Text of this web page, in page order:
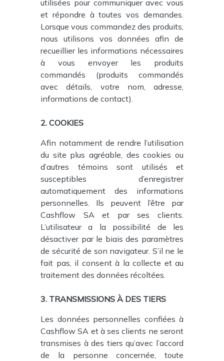
utilisées pour communiquer avec vous
et répondre à toutes vos demandes.
Lorsque vous commandez des produits,
nous utilisons vos données afin de
recueillier les informations nécessaires
à vous envoyer les produits
commandés (produits commandés
avec détails, votre nom, adresse,
informations de contact).
2. COOKIES
Afin notamment de rendre l’utilisation
du site plus agréable, des cookies ou
d’autres témoins sont utilisés et
susceptibles d’enregistrer
automatiquement des informations
personnelles. Ils peuvent l’être par
Cashflow SA et par ses clients.
L’utilisateur a la possibilité de les
désactiver par le biais des paramètres
de sécurité de son navigateur. S’il ne le
fait pas, il consent à la collecte et au
traitement des données récoltées.
3. TRANSMISSIONS À DES TIERS
Les données personnelles confiées à
Cashflow SA et à ses clients ne seront
transmises à des tiers qu’avec l’accord
de la personne concernée, toute